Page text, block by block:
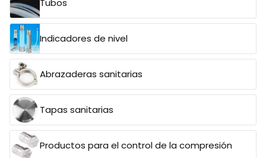
Tubos
Indicadores de nivel
Abrazaderas sanitarias
Tapas sanitarias
Productos para el control de la compresión